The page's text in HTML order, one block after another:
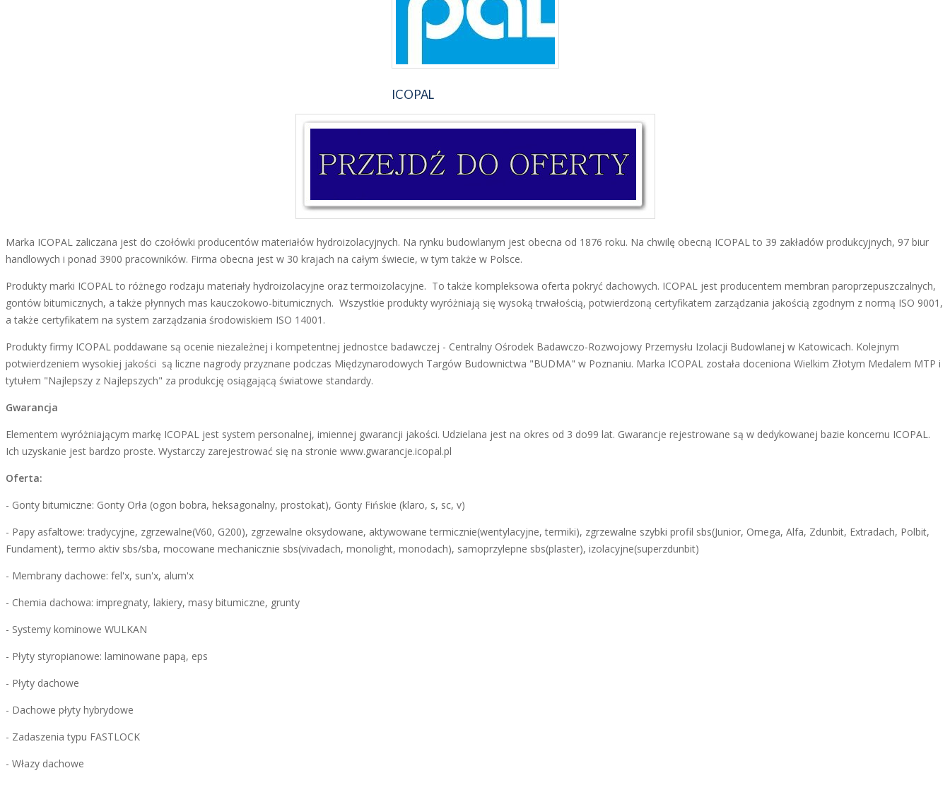
ICOPAL
Marka ICOPAL zaliczana jest do czołówki producentów materiałów hydroizolacyjnych. Na rynku budowlanym jest obecna od 1876 roku. Na chwilę obecną ICOPAL to 39 zakładów produkcyjnych, 97 biur
handlowych i ponad 3900 pracowników. Firma obecna jest w 30 krajach na całym świecie, w tym także w Polsce.
Produkty marki ICOPAL to różnego rodzaju materiały hydroizolacyjne oraz termoizolacyjne. To także kompleksowa oferta pokryć dachowych. ICOPAL jest producentem membran paroprzepuszczalnych,
gontów bitumicznych, a także płynnych mas kauczokowo-bitumicznych. Wszystkie produkty wyróżniają się wysoką trwałością, potwierdzoną certyfikatem zarządzania jakością zgodnym z normą ISO 9001,
a także certyfikatem na system zarządzania środowiskiem ISO 14001.
Produkty firmy ICOPAL poddawane są ocenie niezależnej i kompetentnej jednostce badawczej - Centralny Ośrodek Badawczo-Rozwojowy Przemysłu Izolacji Budowlanej w Katowicach. Kolejnym
potwierdzeniem wysokiej jakości są liczne nagrody przyznane podczas Międzynarodowych Targów Budownictwa "BUDMA" w Poznaniu. Marka ICOPAL została doceniona Wielkim Złotym Medalem MTP i
tytułem "Najlepszy z Najlepszych" za produkcję osiągającą światowe standardy.
Gwarancja
Elementem wyróżniającym markę ICOPAL jest system personalnej, imiennej gwarancji jakości. Udzielana jest na okres od 3 do99 lat. Gwarancje rejestrowane są w dedykowanej bazie koncernu ICOPAL.
Ich uzyskanie jest bardzo proste. Wystarczy zarejestrować się na stronie www.gwarancje.icopal.pl
Oferta:
- Gonty bitumiczne: Gonty Orła (ogon bobra, heksagonalny, prostokat), Gonty Fińskie (klaro, s, sc, v)
- Papy asfaltowe: tradycyjne, zgrzewalne(V60, G200), zgrzewalne oksydowane, aktywowane termicznie(wentylacyjne, termiki), zgrzewalne szybki profil sbs(Junior, Omega, Alfa, Zdunbit, Extradach, Polbit,
Fundament), termo aktiv sbs/sba, mocowane mechanicznie sbs(vivadach, monolight, monodach), samoprzylepne sbs(plaster), izolacyjne(superzdunbit)
- Membrany dachowe: fel'x, sun'x, alum'x
- Chemia dachowa: impregnaty, lakiery, masy bitumiczne, grunty
- Systemy kominowe WULKAN
- Płyty styropianowe: laminowane papą, eps
- Płyty dachowe
- Dachowe płyty hybrydowe
- Zadaszenia typu FASTLOCK
- Włazy dachowe